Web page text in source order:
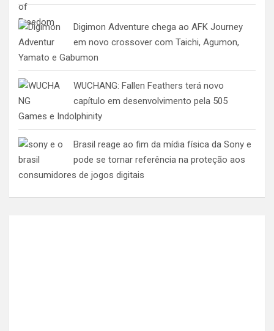
Digimon Adventure chega ao AFK Journey
em novo crossover com Taichi, Agumon,
Yamato e Gabumon
WUCHANG: Fallen Feathers terá novo
capítulo em desenvolvimento pela 505
Games e Indolphinity
Brasil reage ao fim da mídia física da Sony e
pode se tornar referência na proteção aos
consumidores de jogos digitais